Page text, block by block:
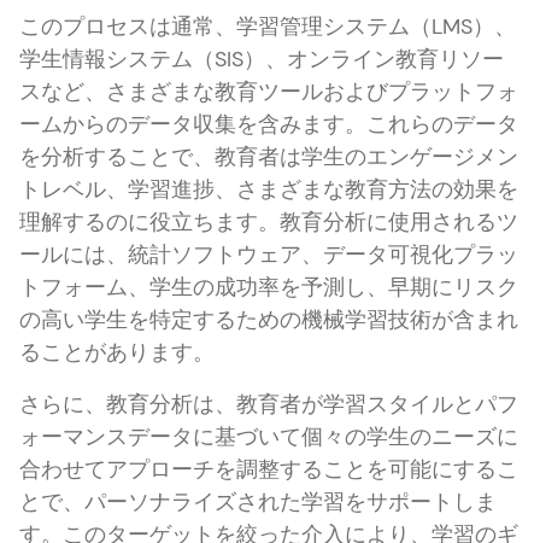
このプロセスは通常、学習管理システム（LMS）、
学生情報システム（SIS）、オンライン教育リソー
スなど、さまざまな教育ツールおよびプラットフォ
ームからのデータ収集を含みます。これらのデータ
を分析することで、教育者は学生のエンゲージメン
トレベル、学習進捗、さまざまな教育方法の効果を
理解するのに役立ちます。教育分析に使用されるツ
ールには、統計ソフトウェア、データ可視化プラッ
トフォーム、学生の成功率を予測し、早期にリスク
の高い学生を特定するための機械学習技術が含まれ
ることがあります。
さらに、教育分析は、教育者が学習スタイルとパフ
ォーマンスデータに基づいて個々の学生のニーズに
合わせてアプローチを調整することを可能にするこ
とで、パーソナライズされた学習をサポートしま
す。このターゲットを絞った介入により、学習のギ